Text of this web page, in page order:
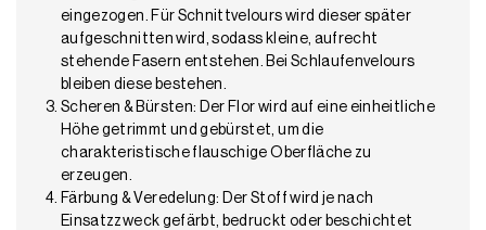
eingezogen. Für Schnittvelours wird dieser später
aufgeschnitten wird, sodass kleine, aufrecht
stehende Fasern entstehen. Bei Schlaufenvelours
bleiben diese bestehen.
Scheren & Bürsten: Der Flor wird auf eine einheitliche
Höhe getrimmt und gebürstet, um die
charakteristische flauschige Oberfläche zu
erzeugen.
Färbung & Veredelung: Der Stoff wird je nach
Einsatzzweck gefärbt, bedruckt oder beschichtet